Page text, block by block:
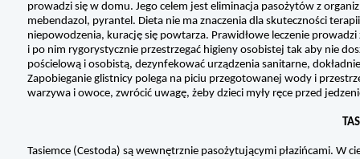
prowadzi się w domu. Jego celem jest eliminacja pasożytów z
mebendazol, pyrantel. Dieta nie ma znaczenia dla skuteczności
niepowodzenia, kurację się powtarza. Prawidłowe leczenie
i po nim rygorystycznie przestrzegać higieny osobistej tak aby nie
pościelową i osobistą, dezynfekować urządzenia sanitarne,
Zapobieganie glistnicy polega na piciu przegotowanej wody i
warzywa i owoce, zwrócić uwagę, żeby dzieci myły ręce przed
Tasiemce (Cestoda) są wewnętrznie pasożytującymi płazińcami. W